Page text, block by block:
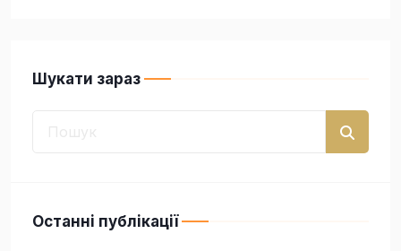
Шукати зараз
Останні публікації